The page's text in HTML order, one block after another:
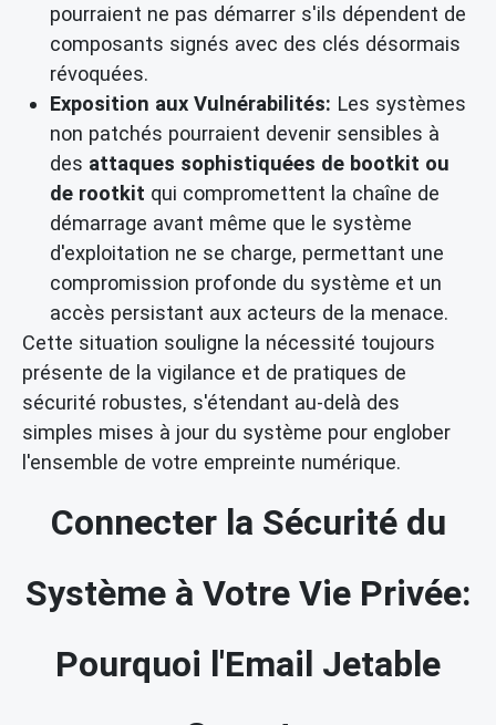
pourraient ne pas démarrer s'ils dépendent de
composants signés avec des clés désormais
révoquées.
Exposition aux Vulnérabilités: Les systèmes
non patchés pourraient devenir sensibles à
des attaques sophistiquées de bootkit ou
de rootkit qui compromettent la chaîne de
démarrage avant même que le système
d'exploitation ne se charge, permettant une
compromission profonde du système et un
accès persistant aux acteurs de la menace.
Cette situation souligne la nécessité toujours
présente de la vigilance et de pratiques de
sécurité robustes, s'étendant au-delà des
simples mises à jour du système pour englober
l'ensemble de votre empreinte numérique.
Connecter la Sécurité du
Système à Votre Vie Privée:
Pourquoi l'Email Jetable